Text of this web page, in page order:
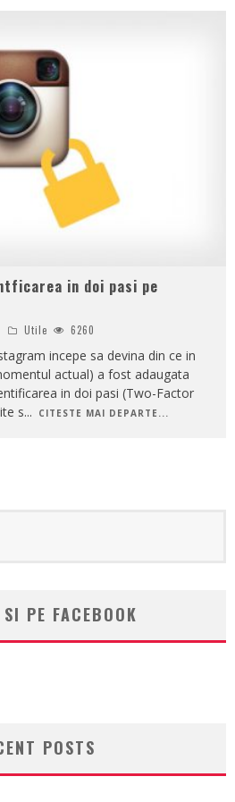
in doi pasi pe
Utile 6260
incepe sa devina din ce in
actual) a fost adaugata
in doi pasi (Two-Factor
s... CITESTE MAI DEPARTE...
PE FACEBOOK
POSTS